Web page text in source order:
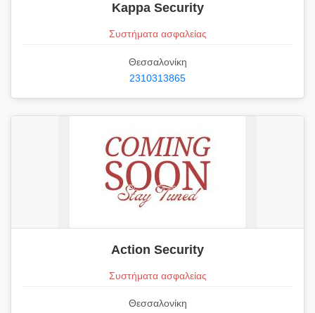
Kappa Security
Συστήματα ασφαλείας
Θεσσαλονίκη
2310313865
Action Security
Συστήματα ασφαλείας
Θεσσαλονίκη